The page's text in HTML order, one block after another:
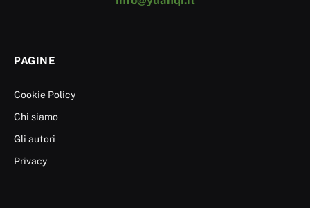
PAGINE
Cookie Policy
Chi siamo
Gli autori
Privacy